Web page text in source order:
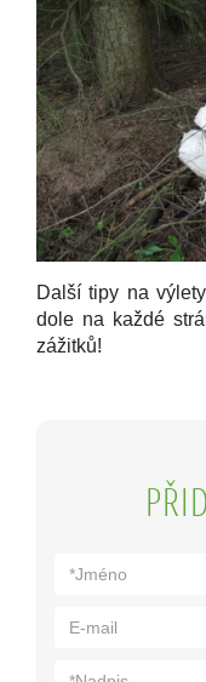
Další tipy na
dole na každé
zážitků!